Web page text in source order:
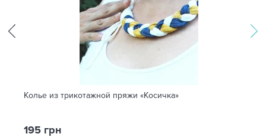
Колье из трикотажной пряжи «Косичка»
195 грн